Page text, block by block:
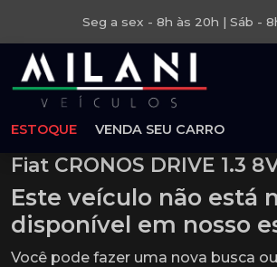
Seg a sex - 8h às 20h | Sáb -
ESTOQUE VENDA SEU CARRO
Fiat CRONOS DRIVE 1.3
Este veículo não está
disponível em nosso
Você pode fazer uma nova busca